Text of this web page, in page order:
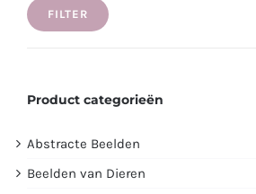
Min.
Max.
FILTER
Product categorieën
Abstracte Beelden
Beelden van Dieren